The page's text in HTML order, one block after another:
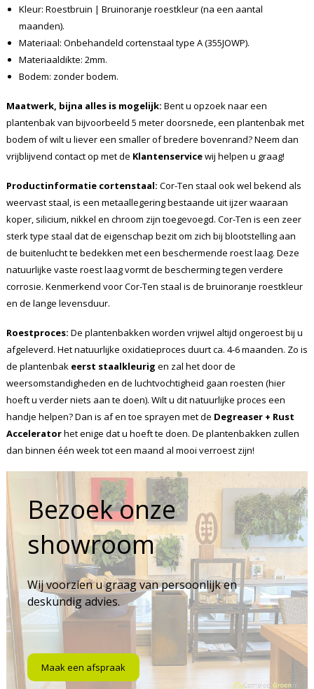
Kleur: Roestbruin | Bruinoranje roestkleur (na een aantal
maanden).
Materiaal: Onbehandeld cortenstaal type A (355JOWP).
Materiaaldikte: 2mm.
Bodem: zonder bodem.
Maatwerk, bijna alles is mogelijk: Bent u opzoek naar een
plantenbak van bijvoorbeeld 5 meter doorsnede, een plantenbak met
bodem of wilt u liever een smaller of bredere bovenrand? Neem dan
vrijblijvend contact op met de Klantenservicewij helpen u graag!
Productinformatie cortenstaal: Cor-Ten staal ook wel bekend als
weervast staal, is een metaallegering bestaande uit ijzer waaraan
koper, silicium, nikkel en chroom zijn toegevoegd. Cor-Ten is een zeer
sterk type staal dat de eigenschap bezit om zich bij blootstelling aan
de buitenlucht te bedekken met een beschermende roest laag. Deze
natuurlijke vaste roest laag vormt de bescherming tegen verdere
corrosie. Kenmerkend voor Cor-Ten staal is de bruinoranje roestkleur
en de lange levensduur.
Roestproces: De plantenbakken worden vrijwel altijd ongeroest bij u
afgeleverd. Het natuurlijke oxidatieproces duurt ca. 4-6 maanden. Zo is
de plantenbak eerst staalkleurig en zal het door de
weersomstandigheden en de luchtvochtigheid gaan roesten (hier
hoeft u verder niets aan te doen). Wilt u dit natuurlijke proces een
handje helpen? Dan is af en toe sprayen met de Degreaser + Rust
Acceleratorhet enige dat u hoeft te doen. De plantenbakken zullen
dan binnen één week tot een maand al mooi verroest zijn!
Bezoek onze
showroom
Wij voorzien u graag van persoonlijk en
deskundig advies.
Maak een afspraak